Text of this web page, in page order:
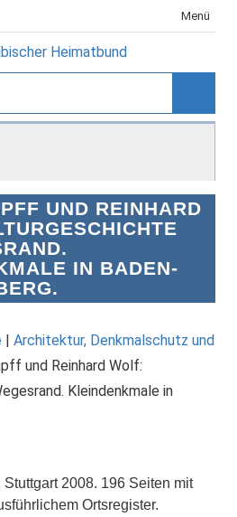
Menü
UND REINHARD
IN BADEN-
| Architektur, Denkmalschutz und
und Reinhard Wolf:
Kleindenkmale in
2008. 196 Seiten mit
Ortsregister.